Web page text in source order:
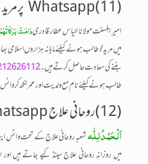
(Whatsapp(11 پرمرید بننے کیلئے :
امیرِ اہلسنت مولانا الیاس عطار قادریدَامَتْ
میں مرید / طالب ہونے کیلئے ماہانہ ہزاروں اسلامی
بننے کی سعادت حاصل کرتے ہیں۔
طالب ہونے کیلئے نام مع ولدیت اور عمر لکھ کر
(12)روحانی علاج Whatsapp گروپس :
اَلْحَمْدُلِلّٰہشعبہ روحانی علاج کے تحت واٹس
میں روزانہ روحانی علاج سینڈ کیے جاتے ہیں